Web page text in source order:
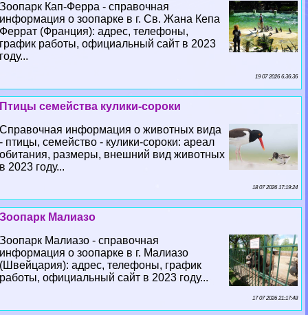
Зоопарк Кап-Ферра - справочная
информация о зоопарке в г. Св. Жана Кепа
Феррат (Франция): адрес, телефоны,
график работы, официальный сайт в 2023
году...
19 07 2026 6:36:36
Птицы семейства кулики-сороки
Справочная информация о животных вида
- птицы, семейство - кулики-сороки: ареал
обитания, размеры, внешний вид животных
в 2023 году...
18 07 2026 17:19:24
Зоопарк Малиазо
Зоопарк Малиазо - справочная
информация о зоопарке в г. Малиазо
(Швейцария): адрес, телефоны, график
работы, официальный сайт в 2023 году...
17 07 2026 21:17:48